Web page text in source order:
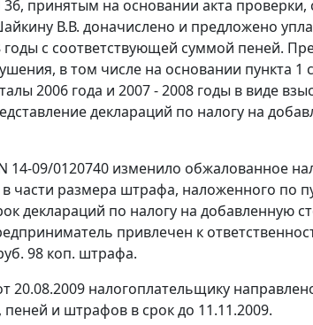
принятым на основании акта проверки,
В.В. доначислено и предложено
с соответствующей суммой пеней.
в том числе на основании пункта 1
2006 года и 2007 - 2008 годы в виде
деклараций по налогу на
14-09/0120740 изменило обжалованное
части размера штрафа, наложенного по
деклараций по налогу на добавленную
привлечен к
98 коп. штрафа.
налогоплательщику
и штрафов в срок до 11.11.2009.